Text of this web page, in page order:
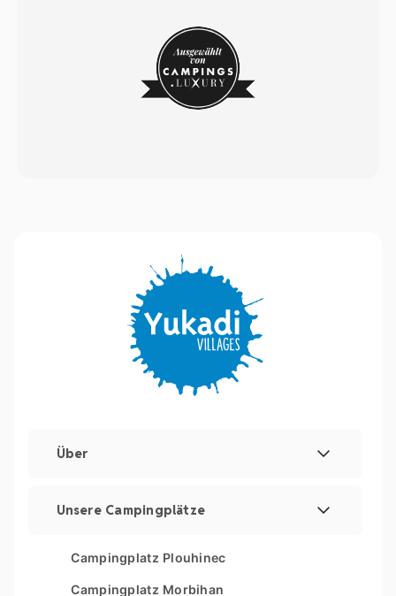
Über
Sitemap
Unsere Campingplätze
Les Couleurs de la Coubre
Parc Sainte Brigitte
Campingplatz Plouhinec
Campingplatz Morbihan